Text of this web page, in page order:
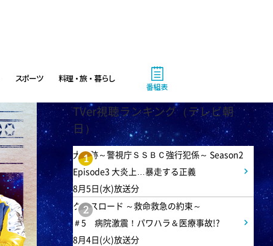
スポーツ 料理・旅・暮らし
番組表
TVer視聴ランキング（テレビ朝
日）
1
大追跡～警視庁ＳＳＢＣ強行犯係～ Season2
Episode3 大炎上…暴走する正義
8月5日(水)放送分
2
クロスロード ～救命救急の約束～
＃5 病院激震！パワハラ＆医療事故!?
8月4日(火)放送分